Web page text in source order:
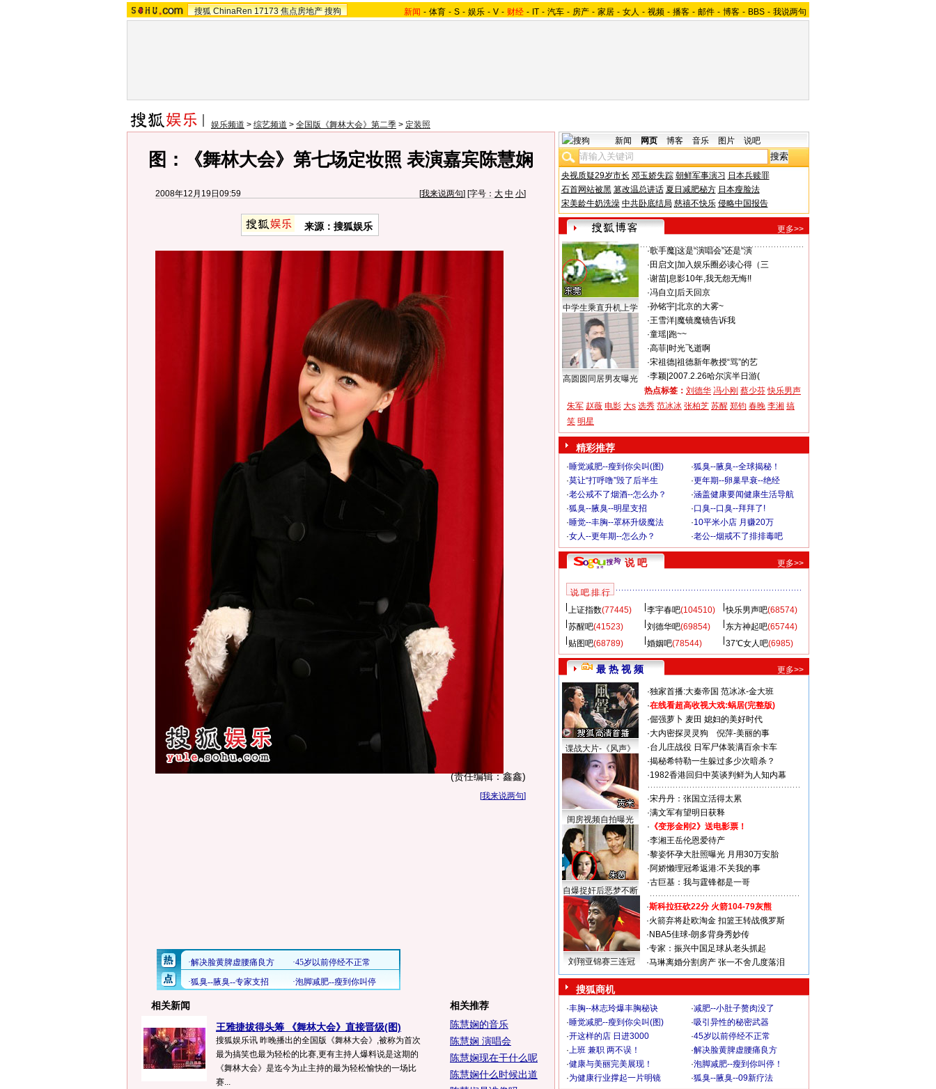
搜狐 ChinaRen 17173 焦点房地产 搜狗 新闻 - 体育 - S - 娱乐 - V - 财经 - IT - 汽车 - 房产 - 家居 - 女人 - 视频 - 播客 - 邮件 - 博客 - BBS - 我说两句
娱乐频道 > 综艺频道 > 全国版《舞林大会》第二季 > 定装照
图：《舞林大会》第七场定妆照 表演嘉宾陈慧娴
2008年12月19日09:59 [我来说两句] [字号： 大 中 小]
来源：搜狐娱乐
(责任编辑：鑫鑫)
[我来说两句]
相关新闻
王雅捷拔得头筹 《舞林大会》直接晋级(图)
搜狐娱乐讯 昨晚播出的全国版《舞林大会》,被称为首次
最为搞笑也最为轻松的比赛,更有主持人爆料说是这期的
《舞林大会》是迄今为止主持的最为轻松愉快的一场比
赛...
相关推荐
陈慧娴的音乐
陈慧娴 演唱会
陈慧娴现在干什么呢
陈慧娴什么时候出道
新闻 网页 博客 音乐 图片 说吧
央视质疑29岁市长 邓玉娇失踪 朝鲜军事演习 日本兵赎罪
石首网站被黑 篡改温总讲话 夏日减肥秘方 日本瘦脸法
宋美龄牛奶洗澡 中共卧底结局 慈禧不快乐 侵略中国报告
更多>>
中学生乘直升机上学
高圆圆同居男友曝光
·歌手魔| 这是“演唱会”还是“演
· 田启文 加入娱乐圈必读心得（三
·谢苗| 息影10年,我无怨无悔!!
·冯自立 后天回京
·孙铭宇| 北京的大雾~
·王雪洋| 魔镜魔镜告诉我
·童瑶| 跑~~
·高菲| 时光飞逝啊
·宋祖德| 祖德新年教授“骂”的艺
·李颖| 2007.2.26哈尔滨半日游(
热点标签： 刘德华 冯小刚 蔡少芬 快乐男声
朱军 赵薇 电影 大s 选秀 范冰冰 张柏芝 苏醒 郑钧 春晚 李湘 搞
笑 明星
精彩推荐
·睡觉减肥--瘦到你尖叫(图) ·狐臭--腋臭--全球揭秘！
·莫让“打呼噜”毁了后半生 ·更年期--卵巢早衰--绝经
·老公戒不了烟酒--怎么办？ ·涵盖健康要闻健康生活导航
·狐臭--腋臭--明星支招 ·口臭--口臭--拜拜了!
·睡觉--丰胸--罩杯升级魔法 ·10平米小店 月赚20万
·女人--更年期--怎么办？ ·老公--烟戒不了排排毒吧
说 吧 更多>>
说 吧 排 行
上证指数(77445) 李宇春吧(104510) 快乐男声吧(68574)
苏醒吧(41523) 刘德华吧(69854) 东方神起吧(65744)
贴图吧(68789) 婚姻吧(78544) 37℃女人吧(6985)
最 热 视 频 更多>>
谍战大片-《风声》
闺房视频自拍曝光
自爆捉奸后恶梦不断
·独家首播:大秦帝国 范冰冰-金大班
·在线看超高收视大戏:蜗居(完整版)
·倔强萝卜 麦田 媳妇的美好时代
·大内密探灵灵狗
倪萍-美丽的事
·台儿庄战役 日军尸体装满百余卡车
·揭秘希特勒一生躲过多少次暗杀？
·1982香港回归中英谈判鲜为人知内幕
·宋丹丹：张国立活得太累
·满文军有望明日获释
· 《变形金刚2》送电影票！
·李湘王岳伦恩爱待产
·黎姿怀孕大肚照曝光 月用30万安胎
·阿娇懒理冠希返港:不关我的事
·古巨基：我与霆锋都是一哥
刘翔亚锦赛三连冠
·斯科拉狂砍22分 火箭104-79灰熊
·火箭弃将赴欧淘金 扣篮王转战俄罗斯
· NBA5佳球-朗多背身秀妙传
·专家：振兴中国足球从老头抓起
·马琳离婚分割房产 张一不舍几度落泪
搜狐商机
·丰胸--林志玲爆丰胸秘诀 ·减肥--小肚子赘肉没了
·睡觉减肥--瘦到你尖叫(图) ·吸引异性的秘密武器
·开这样的店 日进3000 ·45岁以前停经不正常
·上班 兼职 两不误！ ·解决脸黄脾虚腰痛良方
·健康与美丽完美展现！ ·泡脚减肥--瘦到你叫停！
·为健康行业撑起一片明镜 ·狐臭--腋臭--09新疗法